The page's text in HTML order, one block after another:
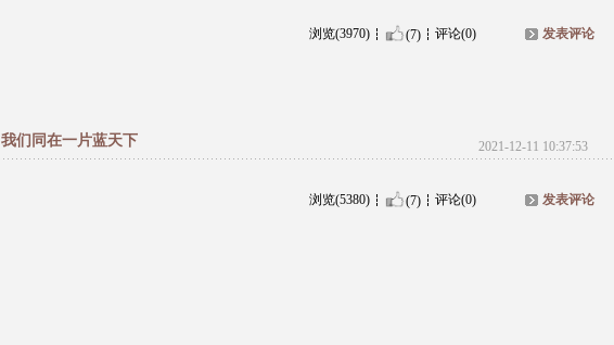
浏览(3970) (7) 评论(0) 发表评论
我们同在一片蓝天下 2021-12-11 10:37:53
浏览(5380) (7) 评论(0) 发表评论